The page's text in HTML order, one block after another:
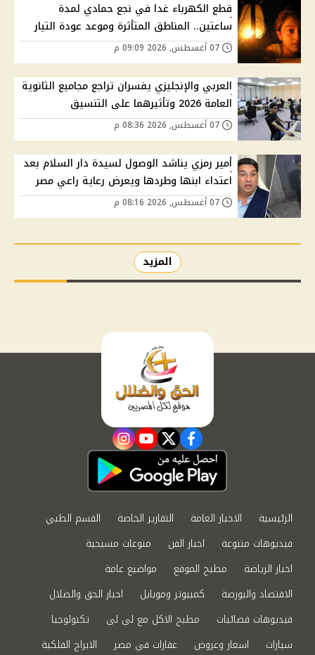
قطع الكهرباء غدا في نجع حمادي لمدة
ساعتين.. المناطق المتأثرة وموعد عودة التيار
العربي والإنجليزي يفسران تراجع مجاميع الثانوية
العامة 2026 وتأثيرهما على التنسيق
أمير رمزي يناشد الوصول لسيدة دار السلام بعد
اعتداء ابنها وطردها ويعرض رعاية راعي مصر
المزيد
facebook
twitter
youtube
instagram
الرئيسية الاخبار العامة التقارير الخاصة
القسم الطبي
فيديوهات متنوعة
اخبار الفن
منوعات مسيحية
اخبار الرياضة
مطبخ الموقع
مواضيع عامة
الاقتصاد والبورصة
كمبيوتر وموبايل
اخبار الحق والضلال
فيديوهات فضائيات
مطبخ الاكل مع لى لى
تكنولوجيا
سيارات
اسعار وعروض عقارات في مصر الابراج الفلكية